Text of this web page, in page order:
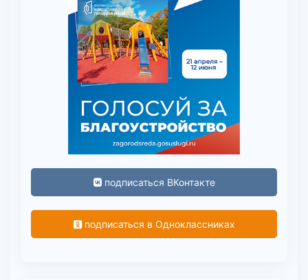
подписаться ВКонтакте
подписаться в Одноклассниках